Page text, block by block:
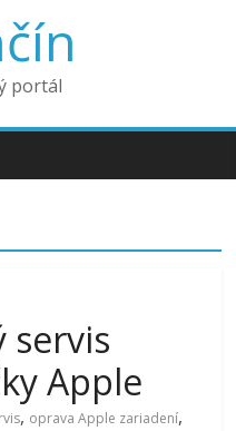
portál
servis
Apple
, oprava Apple zariadení,